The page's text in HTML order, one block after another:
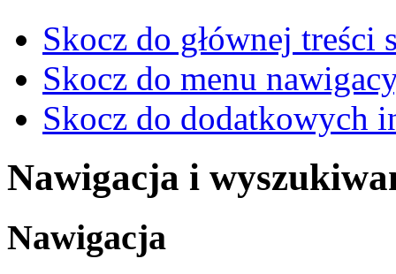
Skocz do głównej treści
Skocz do menu
Skocz do dodatkowych
Nawigacja i
Nawigacja